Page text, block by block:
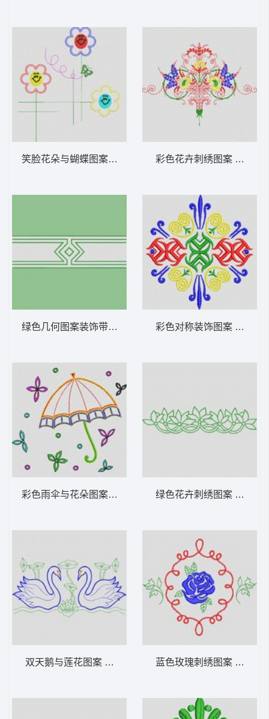
笑脸花朵与蝴蝶图案 植物花型
绿色几何图案装饰带 植物花型
彩色雨伞与花朵图案 植物花型
双天鹅与莲花图案 植物花型
彩色花卉刺绣图案 植物花
彩色对称装饰图案 植物花
绿色花卉刺绣图案 植物花
蓝色玫瑰刺绣图案 植物花